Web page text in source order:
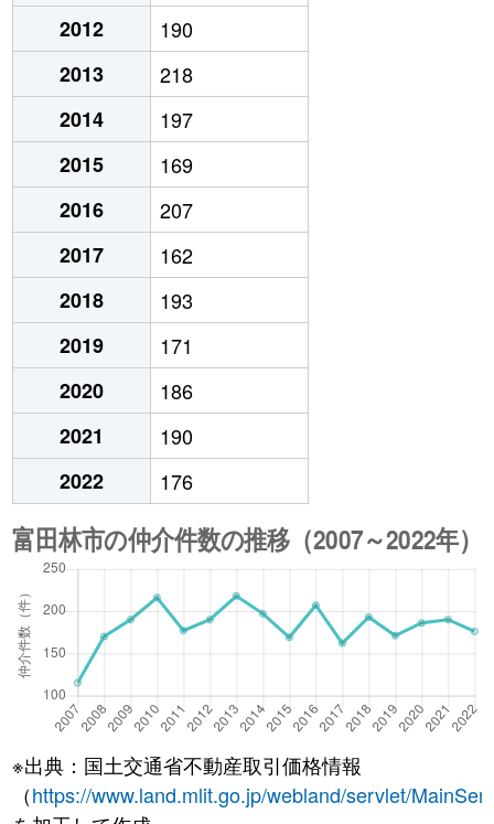
2012
190
2013
218
2014
197
2015
169
2016
207
2017
162
2018
193
2019
171
2020
186
2021
190
2022
176
※出典：国土交通省不動産取引価格情報
（https://www.land.mlit.go.jp/webland/servlet/